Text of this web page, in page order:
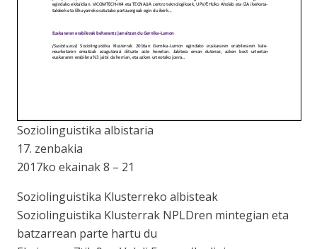
Soziolinguistika albistaria
17. zenbakia
2017ko ekainak 8 – 21
Soziolinguistika Klusterreko albisteak
Soziolinguistika Klusterrak NPLDren mintegian eta
batzarrean parte hartu du